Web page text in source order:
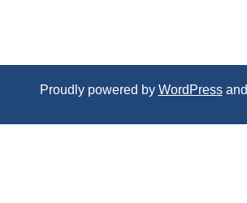
Proudly powered by WordPressand